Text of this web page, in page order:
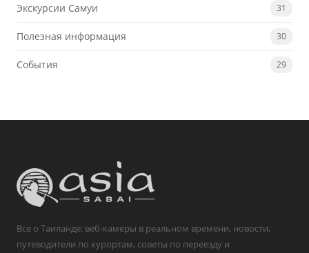
Экскурсии Самуи 31
Полезная информация 30
События 29
Все о Таиланде: веб-камеры в реальном времени, новости,
путеводители по курортам, советы по переезду и